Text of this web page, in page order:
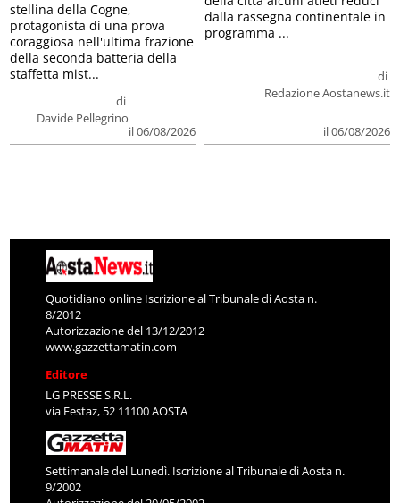
di
Davide Pellegrino
il 06/08/2026
stellina della Cogne,
protagonista di una prova
coraggiosa nell'ultima frazione
della seconda batteria della
staffetta mist...
di
Redazione Aostanews.it
il 06/08/2026
dalla rassegna continentale in
programma ...
Quotidiano online Iscrizione al Tribunale di Aosta n.
8/2012
Autorizzazione del 13/12/2012
www.gazzettamatin.com
Editore
LG PRESSE S.R.L.
via Festaz, 52 11100 AOSTA
Settimanale del Lunedì. Iscrizione al Tribunale di Aosta n.
9/2002